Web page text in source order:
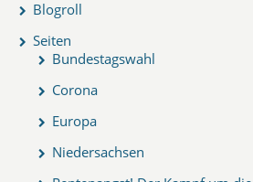
Blogroll
Seiten
Bundestagswahl
Corona
Europa
Niedersachsen